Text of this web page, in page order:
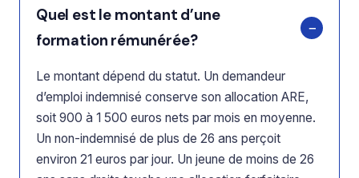
Quel est le montant d’une
formation rémunérée?
Le montant dépend du statut. Un demandeur
d’emploi indemnisé conserve son allocation ARE,
soit 900 à 1 500 euros nets par mois en moyenne.
Un non-indemnisé de plus de 26 ans perçoit
environ 21 euros par jour. Un jeune de moins de 26